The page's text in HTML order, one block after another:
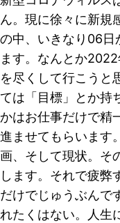
ん。現に徐々に新規
の中、いきなり06日
ます。なんとか
を尽くして行こうと
ては「目標」とか持
かはお仕事だけで精
進ませてもらいます
画、そして現状。そ
します。それで疲弊
だけでじゅうぶんで
れたくはない。人生